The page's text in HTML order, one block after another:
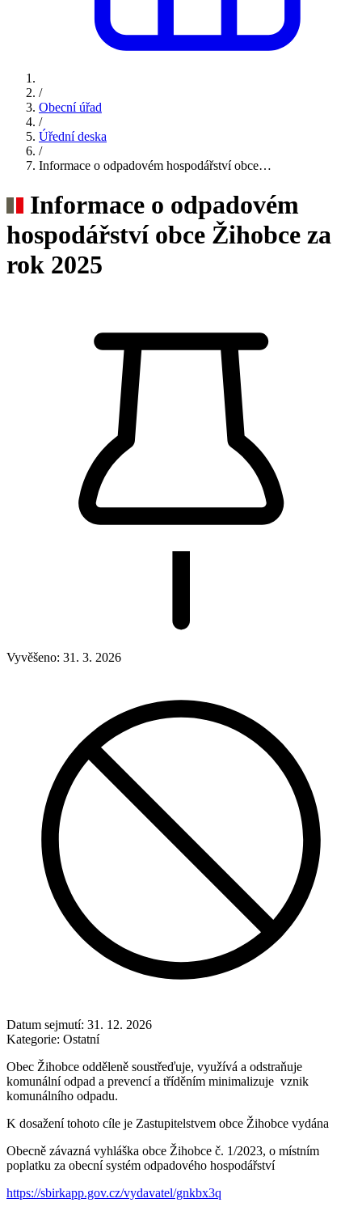
/
Obecní úřad
/
Úřední deska
/
Informace o odpadovém hospodářství obce…
Informace o odpadovém
hospodářství obce Žihobce za
rok 2025
Vyvěšeno: 31. 3. 2026
Datum sejmutí: 31. 12. 2026
Kategorie: Ostatní
Obec Žihobce odděleně soustřeďuje, využívá a odstraňuje
komunální odpad a prevencí a tříděním minimalizuje vznik
komunálního odpadu.
K dosažení tohoto cíle je Zastupitelstvem obce Žihobce vydána
Obecně závazná vyhláška obce Žihobce č. 1/2023, o místním
poplatku za obecní systém odpadového hospodářství
https://sbirkapp.gov.cz/vydavatel/gnkbx3q